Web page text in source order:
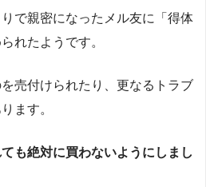
で親密になったメル友に「得体
れたようです。
売付けられたり、更なるトラブ
ます。
も絶対に買わないようにしまし